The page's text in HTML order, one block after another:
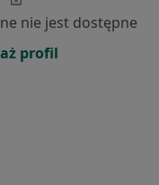
nie jest dostępne
profil